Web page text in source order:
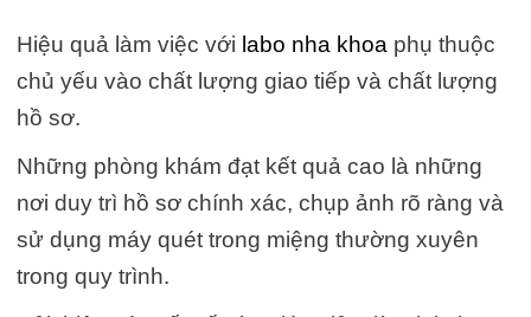
Hiệu quả làm việc với labo nha khoa phụ thuộc
chủ yếu vào chất lượng giao tiếp và chất lượng
hồ sơ.
Những phòng khám đạt kết quả cao là những
nơi duy trì hồ sơ chính xác, chụp ảnh rõ ràng và
sử dụng máy quét trong miệng thường xuyên
trong quy trình.